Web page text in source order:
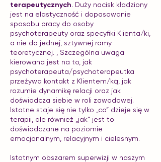
terapeutycznych. Duży nacisk kładziony
jest na elastyczność i dopasowanie
sposobu pracy do osoby
psychoterapeuty oraz specyfiki Klienta/ki,
a nie do jednej, sztywnej ramy
teoretycznej. , Szczególna uwaga
kierowana jest na to, jak
psychoterapeuta/psychoterapeutka
przeżywa kontakt z Klientem/ką, jak
rozumie dynamikę relacji oraz jak
doświadcza siebie w roli zawodowej.
Istotne staje się nie tylko „co” dzieje się w
terapii, ale również „jak” jest to
doświadczane na poziomie
emocjonalnym, relacyjnym i cielesnym.
Istotnym obszarem superwizji w naszym